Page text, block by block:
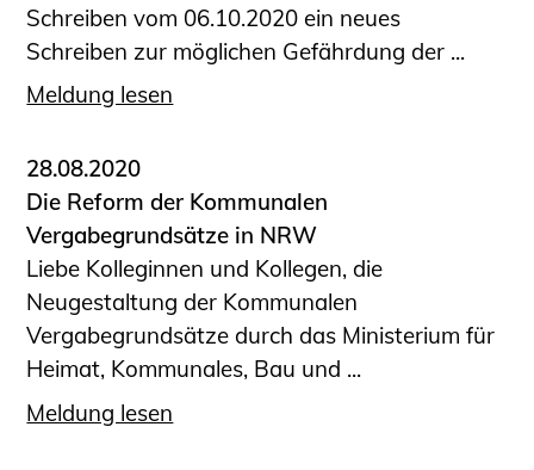
Schreiben vom 06.10.2020 ein neues
Schreiben zur möglichen Gefährdung der ...
Meldung lesen
28.08.2020
Die Reform der Kommunalen
Vergabegrundsätze in NRW
Liebe Kolleginnen und Kollegen, die
Neugestaltung der Kommunalen
Vergabegrundsätze durch das Ministerium für
Heimat, Kommunales, Bau und ...
Meldung lesen